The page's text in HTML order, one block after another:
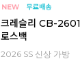
크레슬리 CB-
로스백
2026 SS 신상 가방